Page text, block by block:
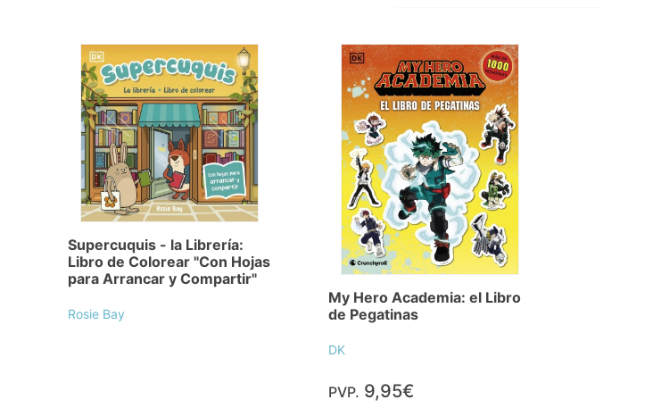
Supercuquis - la Librería:
Libro de Colorear "Con Hojas
para Arrancar y Compartir"
Rosie Bay
My Hero Academia: el Libro
de Pegatinas
DK
PVP. 9,95€